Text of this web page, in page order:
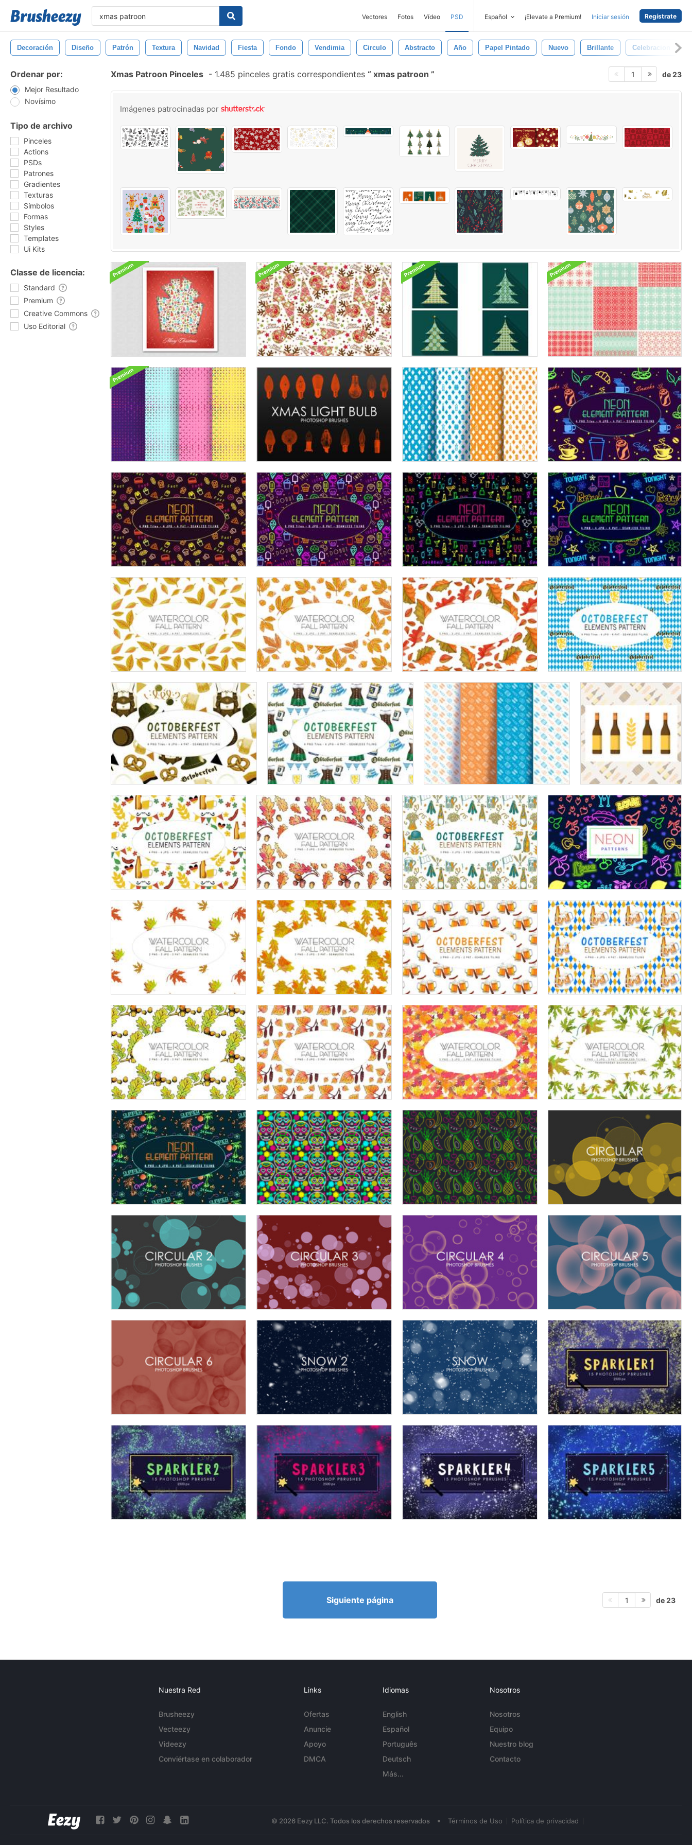
Vectores Fotos Vídeo PSD Español ¡Elevate a Premium! Iniciar sesión Regístrate
Decoración Diseño Patrón Textura Navidad Fiesta Fondo Vendimia Circulo Abstracto Año Papel Pintado Nuevo Brillante Celebracion
Ordenar por:
Mejor Resultado
Novísimo
Tipo de archivo
Pinceles
Actions
PSDs
Patrones
Gradientes
Texturas
Símbolos
Formas
Styles
Templates
Ui Kits
Classe de licencia:
Standard
Premium
Creative Commons
Uso Editorial
Xmas Patroon Pinceles - 1.485 pinceles gratis correspondientes xmas patroon 1 de 23
Imágenes patrocinadas por
Siguiente página 1 de 23
Nuestra Red
Brusheezy
Vecteezy
Videezy
Conviértase en colaborador
Links
Ofertas
Anuncie
Apoyo
DMCA
Idiomas
English
Español
Português
Deutsch
Más...
Nosotros
Nosotros
Equipo
Nuestro blog
Contacto
© 2026 Eezy LLC. Todos los derechos reservados • Términos de Uso Política de privacidad